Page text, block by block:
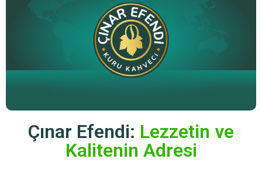
Çınar Efendi: Lezzetin ve
Kalitenin Adresi